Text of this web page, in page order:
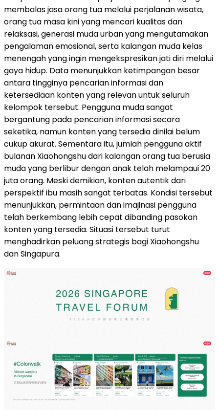
membalas jasa orang tua melalui perjalanan wisata,
orang tua masa kini yang mencari kualitas dan
relaksasi, generasi muda urban yang mengutamakan
pengalaman emosional, serta kalangan muda kelas
menengah yang ingin mengekspresikan jati diri melalui
gaya hidup. Data menunjukkan ketimpangan besar
antara tingginya pencarian informasi dan
ketersediaan konten yang relevan untuk seluruh
kelompok tersebut. Pengguna muda sangat
bergantung pada pencarian informasi secara
seketika, namun konten yang tersedia dinilai belum
cukup akurat. Sementara itu, jumlah pengguna aktif
bulanan Xiaohongshu dari kalangan orang tua berusia
muda yang berlibur dengan anak telah melampaui 20
juta orang. Meski demikian, konten autentik dari
perspektif ibu masih sangat terbatas. Kondisi tersebut
menunjukkan, permintaan dan imajinasi pengguna
telah berkembang lebih cepat dibanding pasokan
konten yang tersedia. Situasi tersebut turut
menghadirkan peluang strategis bagi Xiaohongshu
dan Singapura.